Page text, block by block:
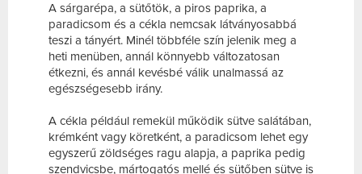
A sárgarépa, a sütőtök, a piros paprika, a
paradicsom és a cékla nemcsak látványosabbá
teszi a tányért. Minél többféle szín jelenik meg a
heti menüben, annál könnyebb változatosan
étkezni, és annál kevésbé válik unalmassá az
egészségesebb irány.
A cékla például remekül működik sütve salátában,
krémként vagy köretként, a paradicsom lehet egy
egyszerű zöldséges ragu alapja, a paprika pedig
szendvicsbe, mártogatós mellé és sütőben sütve is